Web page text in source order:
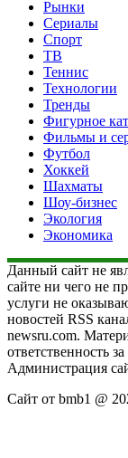
Рынки
Сериалы
Спорт
ТВ
Теннис
Технологии
Тренды
Фигурное
Фильмы и
Футбол
Хоккей
Шахматы
Шоу-бизнес
Экология
Экономика
Данный сайт не
сайте ни чего не
услуги не
новостей RSS
newsru.com.
ответственность
Администрация
Сайт от bmb1 @